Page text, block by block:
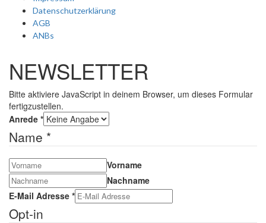
Datenschutzerklärung
AGB
ANBs
NEWSLETTER
Bitte aktiviere JavaScript in deinem Browser, um dieses Formular
fertigzustellen.
Anrede *
Name *
Vorname
Nachname
E-Mail Adresse *
Opt-in